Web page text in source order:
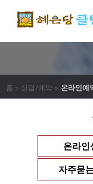
홈 > 상담/예약 > 온라인예
온라인
자주묻